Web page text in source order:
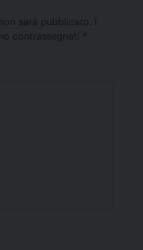
sarà pubblicato.
contrassegnati *